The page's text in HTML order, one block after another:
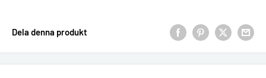
Dela denna produkt